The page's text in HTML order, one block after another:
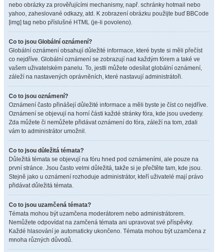
nebo obrázky za prověřujícími mechanismy, např. schránky hotmail nebo
yahoo, zaheslované odkazy, atd. K zobrazení obrázku použijte buď BBCode
[img] tag nebo příslušné HTML (je-li povoleno).
Co to jsou Globální oznámení?
Globální oznámení obsahují důležité informace, které byste si měli přečíst
co nejdříve. Globální oznámení se zobrazují nad každým fórem a také ve
vašem uživatelském panelu. To, jestli můžete odesílat globální oznámení,
záleží na nastavených oprávněních, které nastavují administrátoři.
Co to jsou oznámení?
Oznámení často přinášejí důležité informace a měli byste je číst co nejdříve.
Oznámení se objevují na horní části každé stránky fóra, kde jsou uvedeny.
Zda můžete či nemůžete přidávat oznámení do fóra, záleží na tom, zdali
vám to administrátor umožnil.
Co to jsou důležitá témata?
Důležitá témata se objevují na fóru hned pod oznámeními, ale pouze na
první stránce. Jsou často velmi důležitá, takže si je přečtěte tam, kde jsou.
Stejně jako u oznámení rozhoduje administrátor, kteří uživatelé mají právo
přidávat důležitá témata.
Co to jsou uzamčená témata?
Témata mohou být uzamčena moderátorem nebo administrátorem.
Nemůžete odpovídat na zamčená témata ani upravovat své příspěvky.
Každé hlasování je automaticky ukončeno. Témata mohou být uzamčena z
mnoha různých důvodů.